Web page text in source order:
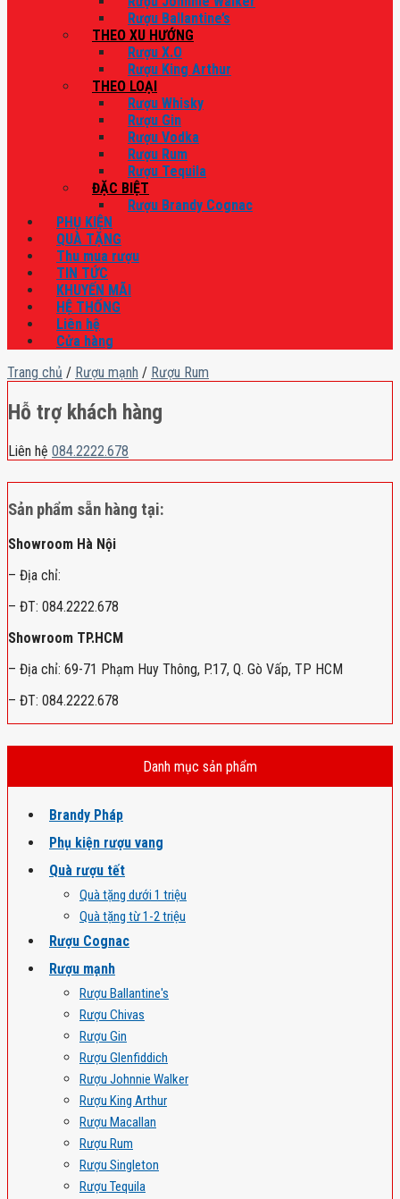
Rượu Ballantine’s
THEO XU HƯỚNG
Rượu X.O
Rượu King Arthur
THEO LOẠI
Rượu Whisky
Rượu Gin
Rượu Vodka
Rượu Rum
Rượu Tequila
ĐẶC BIỆT
Rượu Brandy Cognac
PHỤ KIỆN
QUÀ TẶNG
Thu mua rượu
TIN TỨC
KHUYẾN MÃI
HỆ THỐNG
Liên hệ
Cửa hàng
Trang chủ / Rượu mạnh / Rượu Rum
Hỗ trợ khách hàng
Liên hệ 084.2222.678
Sản phẩm sẵn hàng tại:
Showroom Hà Nội
– Địa chỉ:
– ĐT: 084.2222.678
Showroom TP.HCM
– Địa chỉ: 69-71 Phạm Huy Thông, P.17, Q. Gò Vấp, TP HCM
– ĐT: 084.2222.678
Danh mục sản phẩm
Brandy Pháp
Phụ kiện rượu vang
Quà rượu tết
Quà tặng dưới 1 triệu
Quà tặng từ 1-2 triệu
Rượu Cognac
Rượu mạnh
Rượu Ballantine's
Rượu Chivas
Rượu Gin
Rượu Glenfiddich
Rượu Johnnie Walker
Rượu King Arthur
Rượu Macallan
Rượu Rum
Rượu Singleton
Rượu Tequila